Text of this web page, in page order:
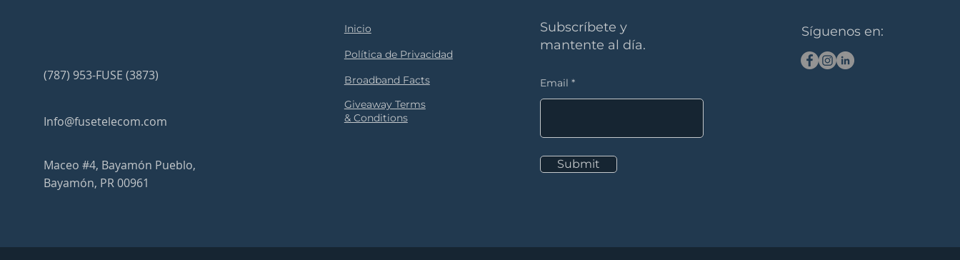
(787) 953-FUSE (3873)
Info@fusetelecom.com
Maceo #4, Bayamón Pueblo,
Bayamón, PR 00961
Inicio
Política de Privacidad
Broadband Facts
Giveaway Terms
& Conditions
Subscríbete y
mantente al día.
Email
Submit
Síguenos en: